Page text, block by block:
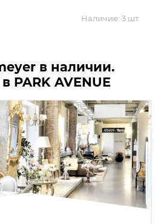
Аксессуары для столовой
Отзывы
Политика обработки
персональных данных
Реквизиты
3D Тур
Контакты
Наличие: 3 шт.
в наличии.
PARK AVENUE